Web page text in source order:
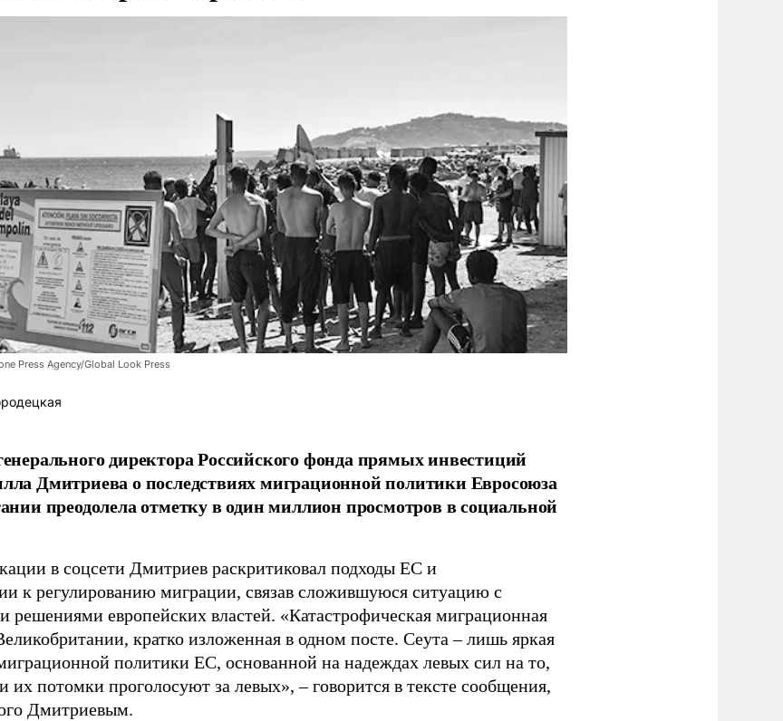
Press Agency/Global Look Press
директора Российского фонда прямых инвестиций
Дмитриева о последствиях миграционной политики Евросоюза
преодолела отметку в один миллион просмотров в социальной
в соцсети Дмитриев раскритиковал подходы ЕС и
к регулированию миграции, связав сложившуюся ситуацию с
решениями европейских властей. «Катастрофическая миграционная
кратко изложенная в одном посте. Сеута – лишь яркая
политики ЕС, основанной на надеждах левых сил на то,
их потомки проголосуют за левых», – говорится в тексте сообщения,
Дмитриевым.